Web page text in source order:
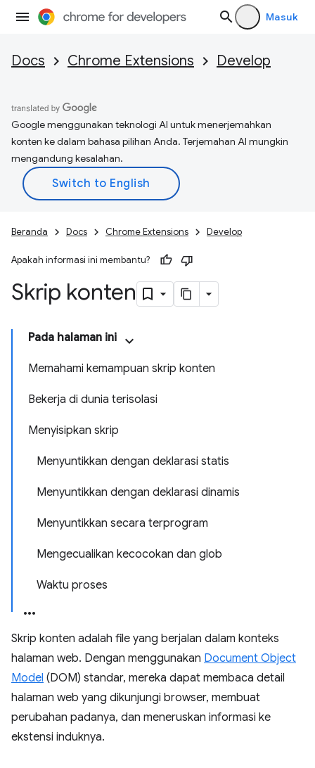
Masuk
Docs Chrome Extensions Develop
Google menggunakan teknologi AI untuk menerjemahkan
konten ke dalam bahasa pilihan Anda. Terjemahan AI mungkin
mengandung kesalahan.
Beranda Docs Chrome Extensions Develop
Apakah informasi ini membantu?
Skrip konten
Pada halaman ini
Memahami kemampuan skrip konten
Bekerja di dunia terisolasi
Menyisipkan skrip
Menyuntikkan dengan deklarasi statis
Menyuntikkan dengan deklarasi dinamis
Menyuntikkan secara terprogram
Mengecualikan kecocokan dan glob
Waktu proses
Skrip konten adalah file yang berjalan dalam konteks
halaman web. Dengan menggunakan Document Object
Model (DOM) standar, mereka dapat membaca detail
halaman web yang dikunjungi browser, membuat
perubahan padanya, dan meneruskan informasi ke
ekstensi induknya.